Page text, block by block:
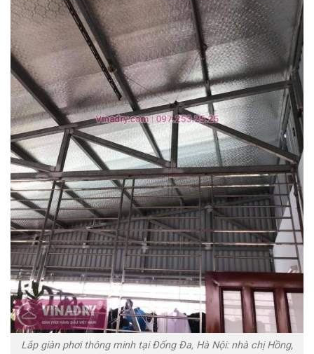
Lắp giàn phơi thông minh tại Đống Đa, Hà Nội: nhà chị Hồng,